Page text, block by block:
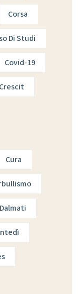
Corsa
Di Studi
Covid-19
Crescit
Cura
Dalmati